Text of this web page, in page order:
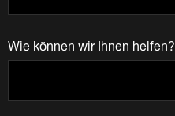
Wie können wir Ihnen helfen?